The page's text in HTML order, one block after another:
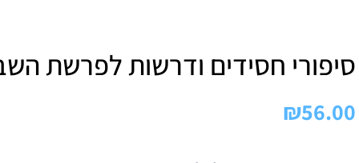
סיפורי חסידים ודרשות לפרשת
₪56.00